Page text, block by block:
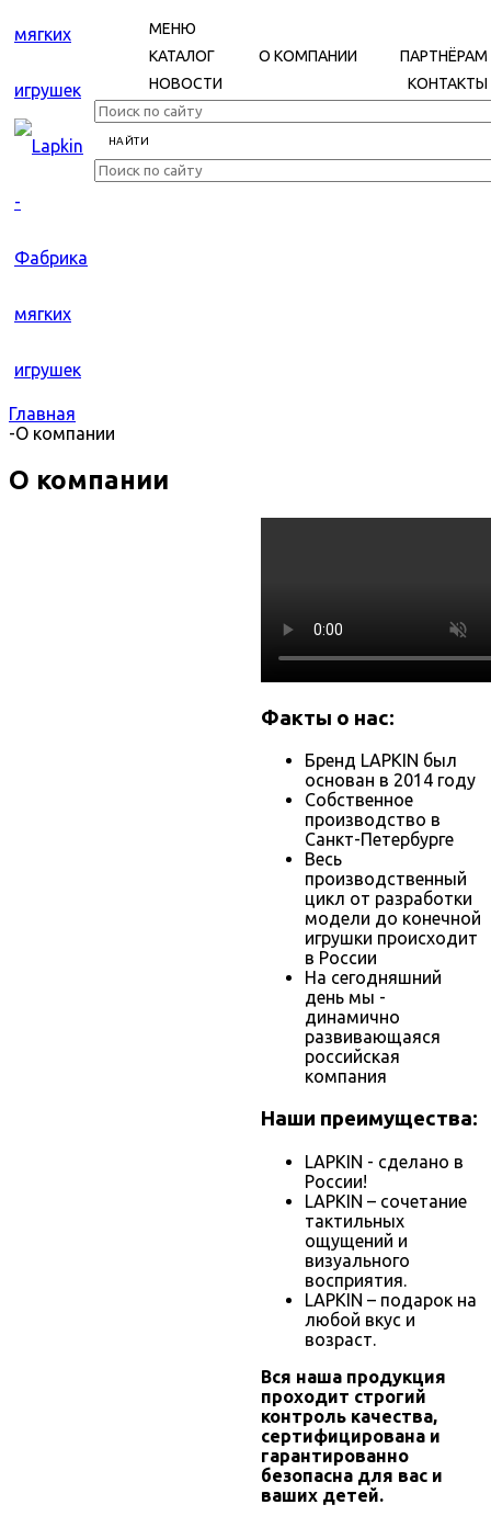
МЕНЮ
КАТАЛОГ
О КОМПАНИИ
ПАРТНЁРАМ
НОВОСТИ
КОНТАКТЫ
Главная
-О компании
О компании
Факты о нас:
Бренд LAPKIN был
основан в 2014 году
Собственное
производство в
Санкт-Петербурге
Весь
производственный
цикл от разработки
модели до конечной
игрушки происходит
в России
На сегодняшний
день мы -
динамично
развивающаяся
российская
компания
Наши преимущества:
LAPKIN - сделано в
России!
LAPKIN – сочетание
тактильных
ощущений и
визуального
восприятия.
LAPKIN – подарок на
любой вкус и
возраст.
Вся наша продукция
проходит строгий
контроль качества,
сертифицирована и
гарантированно
безопасна для вас и
ваших детей.